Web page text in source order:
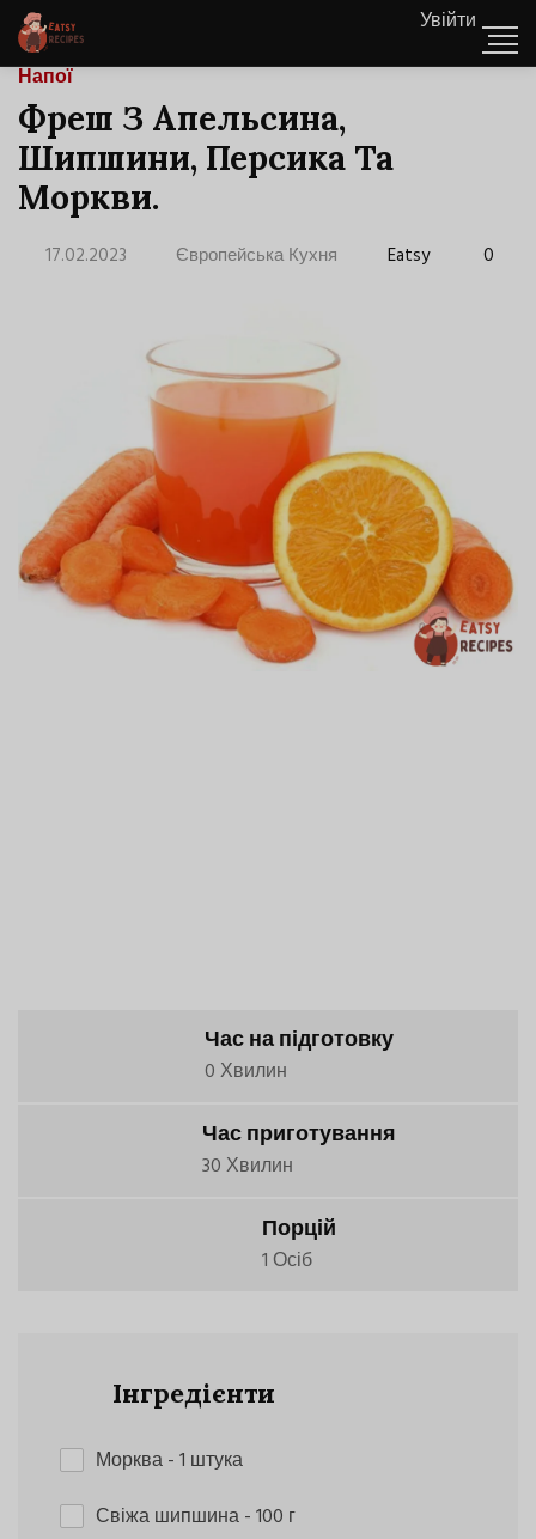
Увійти
Напої
Фреш З Апельсина,
Шипшини, Персика Та
Моркви.
17.02.2023 Європейська Кухня Eatsy 0
Час на підготовку
0 Хвилин
Час приготування
30 Хвилин
Порцій
1 Осіб
Інгредієнти
Морква- 1 штука
Свіжа шипшина- 100 г